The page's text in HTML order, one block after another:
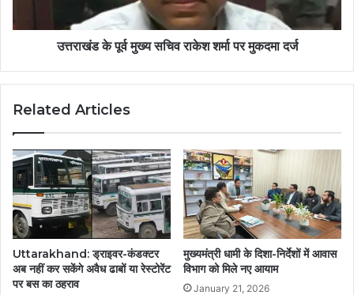
उत्तराखंड के पूर्व मुख्य सचिव राकेश शर्मा पर मुकदमा दर्ज
Related Articles
Uttarakhand: ड्राइवर-कंडक्टर
अब नहीं कर सकेंगे अवैध ढाबों या रेस्टोरेंट
पर बस का ठहराव
मुख्यमंत्री धामी के दिशा-निर्देशों में आवास
विभाग को मिले नए आयाम
January 21, 2026